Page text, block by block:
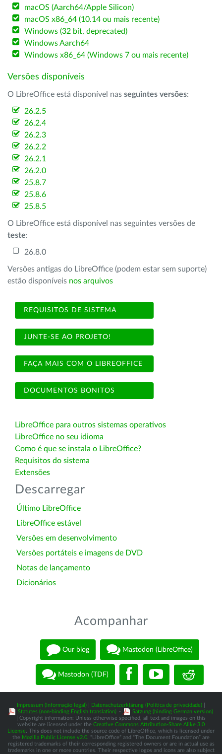
macOS (Aarch64/Apple Silicon)
macOS x86_64 (10.14 ou mais recente)
Windows (32 bit, deprecated)
Windows Aarch64
Windows x86_64 (Windows 7 ou mais recente)
Versões disponíveis
O LibreOffice está disponível nas seguintes versões:
26.2.5
26.2.4
26.2.3
26.2.2
26.2.1
26.2.0
25.8.7
25.8.6
25.8.5
O LibreOffice está disponível nas seguintes versões de
teste:
26.8.0
Versões antigas do LibreOffice (podem estar sem suporte)
estão disponíveis nos arquivos
REQUISITOS DE SISTEMA
JUNTE-SE AO PROJETO!
FAÇA MAIS COM O LIBREOFFICE
DOCUMENTOS BONITOS
LibreOffice para outros sistemas operativos
LibreOffice no seu idioma
Como é que se instala o LibreOffice?
Requisitos do sistema
Extensões
Descarregar
Último LibreOffice
LibreOffice estável
Versões em desenvolvimento
Versões portáteis e imagens de DVD
Notas de lançamento
Dicionários
Acompanhar
Our blog Mastodon (LibreOffice)
Mastodon (TDF)
Impressum (Informação legal) Datenschutzerklärung (Política de privacidade)
Statutes (non-binding English translation) -
Satzung (binding German version)
| Copyright information: Unless otherwise specified, all text and images on this
website are licensed under the Creative Commons Attribution-Share Alike 3.0
License . This does not include the source code of LibreOffice, which is licensed under
the Mozilla Public License v2.0 . “LibreOffice” and “The Document Foundation” are
registered trademarks of their corresponding registered owners or are in actual use as
trademarks in one or more countries. Their respective logos and icons are also subject